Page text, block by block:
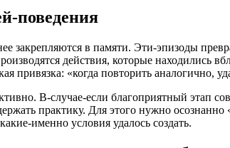
поведения
закрепляются в памяти. Эти-эпизоды
действия, которые
привязка: «когда повторить аналогично,
В-случае-если благоприятный этап
практику. Для этого нужно
именно условия удалось создать.